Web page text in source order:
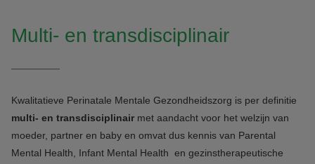
Multi- en transdisciplinair
Kwalitatieve Perinatale Mentale Gezondheidszorg is per definitie
multi- en transdisciplinair met aandacht voor het welzijn van
moeder, partner en baby en omvat dus kennis van Parental
Mental Health
Infant Mental Health en gezinstherapeutische